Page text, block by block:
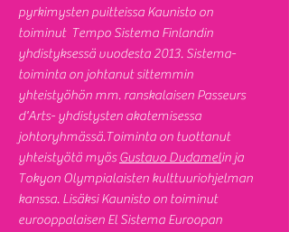
pyrkimysten puitteissa Kaunisto on
toiminut Tempo Sistema Finlandin
yhdistyksessä vuodesta 2013. Sistema-
toiminta on johtanut sittemmin
yhteistyöhön mm. ranskalaisen Passeurs
d'Arts- yhdistysten akatemisessa
johtoryhmässä.Toiminta on tuottanut
yhteistyötä myösGustavo Dudamelin ja
Tokyon Olympialaisten kulttuuriohjelman
kanssa. Lisäksi Kaunisto on toiminut
eurooppalaisen El Sistema Euroopan